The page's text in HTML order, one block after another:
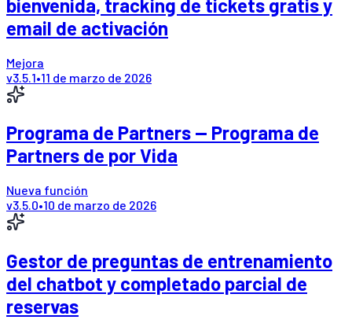
bienvenida, tracking de tickets gratis y
email de activación
Mejora
v3.5.1•11 de marzo de 2026
Programa de Partners — Programa de
Partners de por Vida
Nueva función
v3.5.0•10 de marzo de 2026
Gestor de preguntas de entrenamiento
del chatbot y completado parcial de
reservas